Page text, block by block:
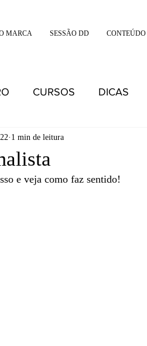
MARCA SESSÃO DD CONTEÚDO
CURSOS DICAS
1 min de leitura
e veja como faz sentido!